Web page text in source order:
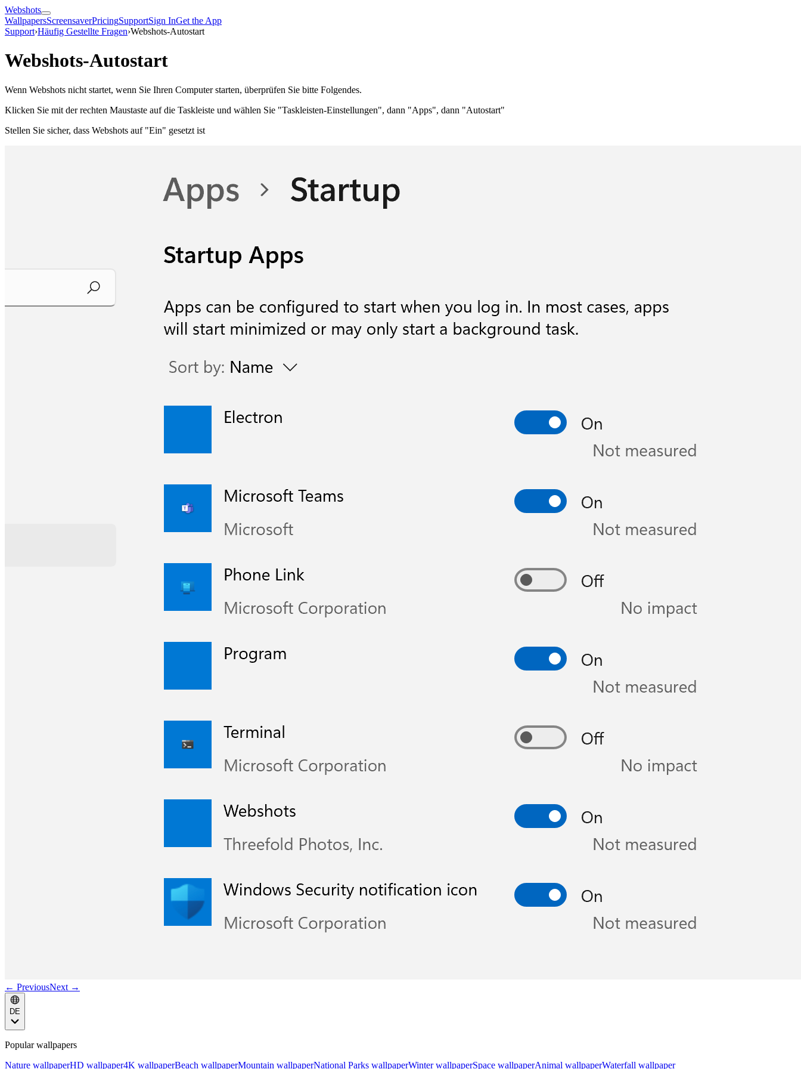
Webshots
WallpapersScreensaverPricingSupportSign InGet the App
Support›Häufig Gestellte Fragen›Webshots-Autostart
Webshots-Autostart
Wenn Webshots nicht startet, wenn Sie Ihren Computer starten, überprüfen Sie bitte Folgendes.
Klicken Sie mit der rechten Maustaste auf die Taskleiste und wählen Sie "Taskleisten-Einstellungen", dann "Apps", dann "Autostart"
Stellen Sie sicher, dass Webshots auf "Ein" gesetzt ist
← PreviousNext →
DE
Popular wallpapers
Nature wallpaperHD wallpaper4K wallpaperBeach wallpaperMountain wallpaperNational Parks wallpaperWinter wallpaperSpace wallpaperAnimal wallpaperWaterfall wallpaper